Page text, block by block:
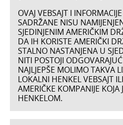
OVAJ VEBSAJT I
SADRŽANE NISU
SJEDINJENIM AMERIČKIM
DA IH KORISTE AMERIČKI
STALNO NASTANJENA U
NITI POSTOJI
NAJLJEPŠE MOLIMO TAKVA
LOKALNI HENKEL VEBSAJT
AMERIČKE KOMPANIJE KOJA
HENKELOM.